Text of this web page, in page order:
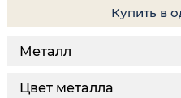
Купить в
Металл
Цвет металла